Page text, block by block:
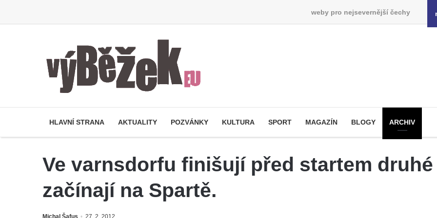
weby pro nejsevernější čechy
HLAVNÍ STRANA AKTUALITY POZVÁNKY KULTURA SPORT MAGAZÍN BLOGY ARCHIV
Ve varnsdorfu finišují před startem
začínají na Spartě.
Michal Šafus 27. 2. 2012